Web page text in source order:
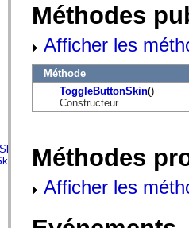
Méthodes
Afficher les
Méthode
ToggleButtonSkin()
Constructeur.
Méthodes
Afficher les